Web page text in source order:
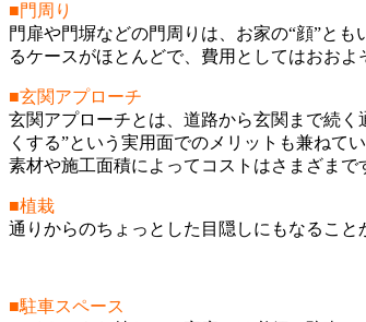
■門周り
門扉や門塀などの門周りは、お家の“顔”と
るケースがほとんどで、費用としてはおおよ
■玄関アプローチ
玄関アプローチとは、道路から玄関まで続
くする”という実用面でのメリットも兼ねてい
素材や施工面積によってコストはさまざまで
■植栽
通りからのちょっとした目隠しにもなるこ
■駐車スペース